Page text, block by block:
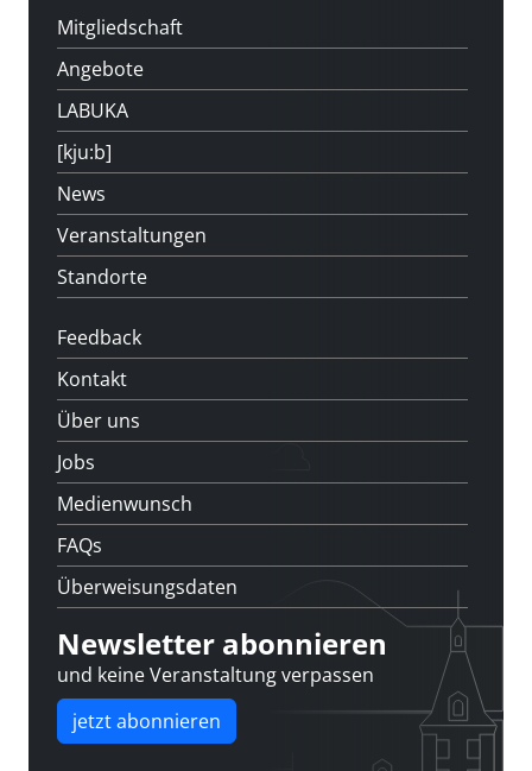
Mitgliedschaft
Angebote
LABUKA
[kju:b]
News
Veranstaltungen
Standorte
Feedback
Kontakt
Über uns
Jobs
Medienwunsch
FAQs
Überweisungsdaten
Newsletter abonnieren
und keine Veranstaltung verpassen
jetzt abonnieren